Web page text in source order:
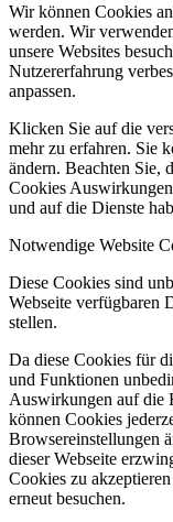
Wir können Cookies
werden. Wir
unsere Websites
Nutzererfahrung
anpassen.
Klicken Sie auf die
mehr zu erfahren. Sie
ändern. Beachten Sie,
Cookies
und auf die Dienste
Notwendige Website
Diese Cookies sind
Webseite verfügbaren
stellen.
Da diese Cookies für
und Funktionen
Auswirkungen auf die
können Cookies
Browsereinstellungen
dieser Webseite
Cookies zu
erneut besuchen.